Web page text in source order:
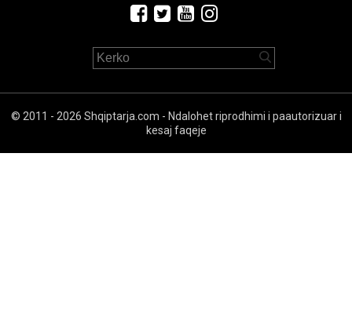
© 2011 - 2026 Shqiptarja.com - Ndalohet riprodhimi i paautorizuar i
kesaj faqeje